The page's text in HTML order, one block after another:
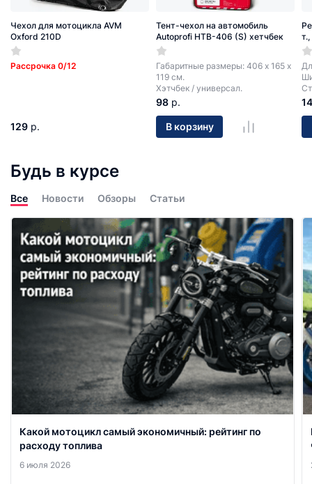
Чехол для мотоцикла AVM
Oxford 210D
Рассрочка 0/12
129 р.
Тент-чехол на автомобиль
Autoprofi HTB-406 (S) хетчбек
Габаритные размеры: 406 х 165 х
119 см.
Хэтчбек / универсал.
98 р.
В корзину
14
Будь в курсе
Все Новости Обзоры Статьи
Какой мотоцикл самый экономичный: рейтинг по
расходу топлива
6 июля 2026